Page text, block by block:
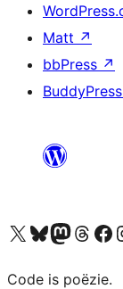
Matt ↗
bbPress ↗
BuddyPress
Bezoek ons X (voorheen Twitter) account
Bezoek ons Bluesky account
Bezoek ons Mastodon
Bezoek onsOnze
Code is poëzie.